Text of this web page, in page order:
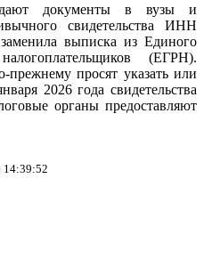
документы в вузы и
свидетельства ИНН
выписка из Единого
(ЕГРН).
просят указать или
2026 года свидетельства
органы предоставляют
14:39:52